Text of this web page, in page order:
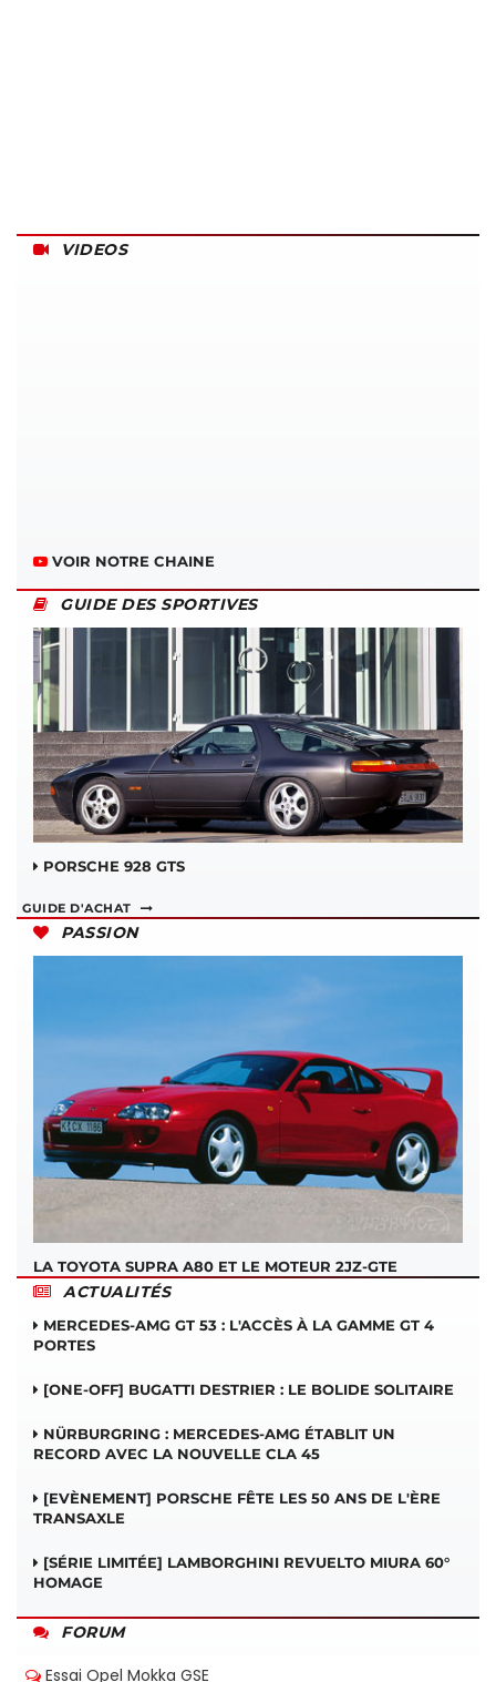
VIDEOS
VOIR NOTRE CHAINE
GUIDE DES SPORTIVES
PORSCHE 928 GTS
GUIDE D'ACHAT
PASSION
LA TOYOTA SUPRA A80 ET LE MOTEUR 2JZ-GTE
ACTUALITÉS
MERCEDES-AMG GT 53 : L'ACCÈS À LA GAMME GT 4
PORTES
[ONE-OFF] BUGATTI DESTRIER : LE BOLIDE SOLITAIRE
NÜRBURGRING : MERCEDES-AMG ÉTABLIT UN
RECORD AVEC LA NOUVELLE CLA 45
[EVÈNEMENT] PORSCHE FÊTE LES 50 ANS DE L'ÈRE
TRANSAXLE
[SÉRIE LIMITÉE] LAMBORGHINI REVUELTO MIURA 60°
HOMAGE
FORUM